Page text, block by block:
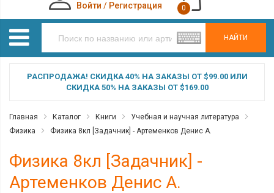
НАЙТИ
Войти / Регистрация 0
РАСПРОДАЖА! СКИДКА 40% НА ЗАКАЗЫ ОТ $99.00 ИЛИ
СКИДКА 50% НА ЗАКАЗЫ ОТ $169.00
Главная Каталог Книги
Учебная и научная литература
Физика
Физика 8кл [Задачник] - Артеменков Денис А.
Физика 8кл [Задачник] -
Артеменков Денис А.